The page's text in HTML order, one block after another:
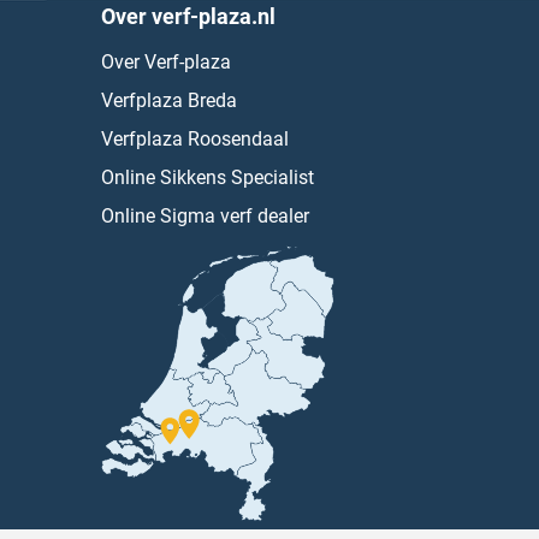
Over verf-plaza.nl
Over Verf-plaza
Verfplaza Breda
Verfplaza Roosendaal
Online Sikkens Specialist
Online Sigma verf dealer